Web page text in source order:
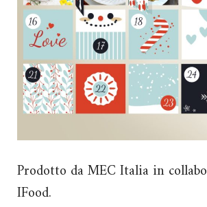
Prodotto da MEC Italia in
IFood.